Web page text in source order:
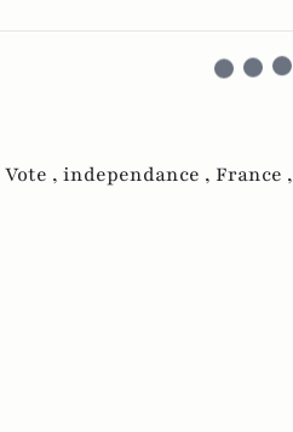
Vote , independance , France ,